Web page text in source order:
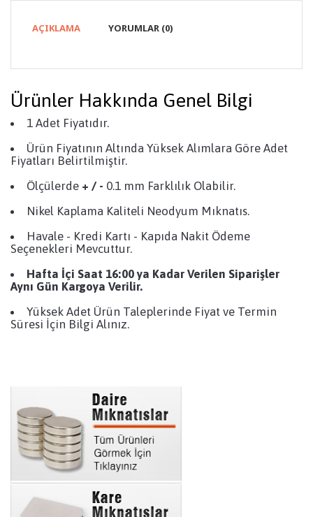
AÇIKLAMA YORUMLAR (0)
Ürünler Hakkında Genel Bilgi
1 Adet Fiyatıdır.
Ürün Fiyatının Altında Yüksek Alımlara Göre Adet
Fiyatları Belirtilmiştir.
Ölçülerde + / - 0.1 mm Farklılık Olabilir.
Nikel Kaplama Kaliteli Neodyum Mıknatıs.
Havale - Kredi Kartı - Kapıda Nakit Ödeme
Seçenekleri Mevcuttur.
Hafta İçi Saat 16:00 ya Kadar Verilen Siparişler
Aynı Gün Kargoya Verilir.
Yüksek Adet Ürün Taleplerinde Fiyat ve Termin
Süresi İçin Bilgi Alınız.